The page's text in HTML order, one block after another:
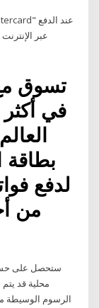
عبر
تسوق
لدفع
من
محلية قد
الرسوم الوسيطة